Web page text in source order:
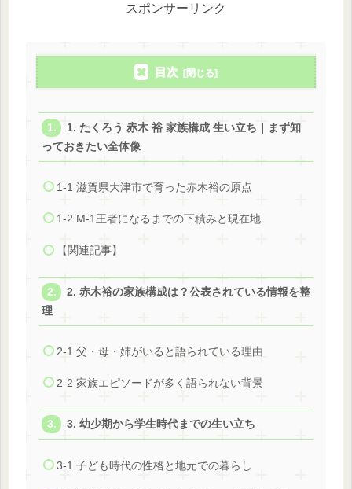
スポンサーリンク
目次
1. たくろう 赤木 裕 家族構成 生い立ち｜まず知
っておきたい全体像
1-1 滋賀県大津市で育った赤木裕の原点
1-2 M-1王者になるまでの下積みと現在地
【関連記事】
2. 赤木裕の家族構成は？公表されている情報を整
理
2-1 父・母・姉がいると語られている理由
2-2 家族エピソードが多く語られない背景
3. 幼少期から学生時代までの生い立ち
3-1 子ども時代の性格と地元での暮らし